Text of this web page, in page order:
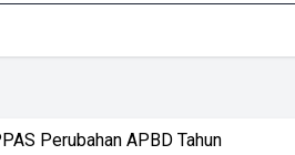
Perubahan APBD Tahun